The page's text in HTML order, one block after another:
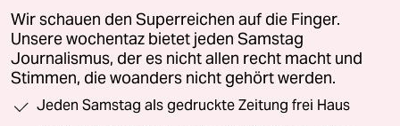
Wir schauen den Superreichen auf die Finger.
Unsere wochentaz bietet jeden Samstag
Journalismus, der es nicht allen recht macht und
Stimmen, die woanders nicht gehört werden.
Jeden Samstag als gedruckte Zeitung frei Haus